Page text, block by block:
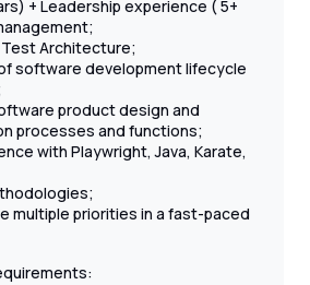
+ Leadership experience ( 5+
Test Architecture;
software development lifecycle
product design and
processes and functions;
with Playwright, Java, Karate,
multiple priorities in a fast-paced